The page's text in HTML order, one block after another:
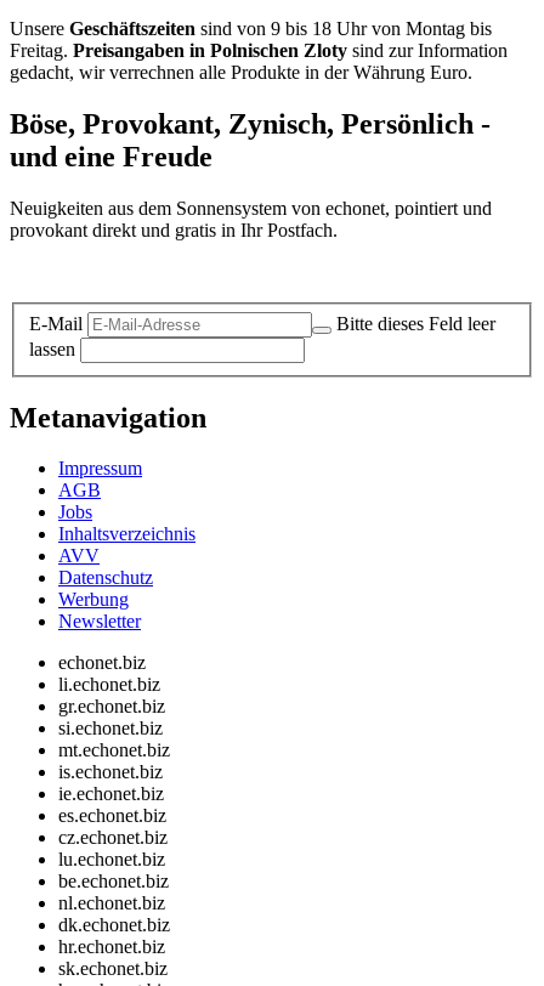
Unsere Geschäftszeiten sind von 9 bis 18 Uhr von Montag bis
Freitag. Preisangaben in Polnischen Zloty sind zur Information
gedacht, wir verrechnen alle Produkte in der Währung Euro.
Böse, Provokant, Zynisch, Persönlich -
und eine Freude
Neuigkeiten aus dem Sonnensystem von echonet, pointiert und
provokant direkt und gratis in Ihr Postfach.
E-Mail
Bitte dieses Feld leer
lassen
Metanavigation
Impressum
AGB
Jobs
Inhaltsverzeichnis
AVV
Datenschutz
Werbung
Newsletter
echonet.biz
li.echonet.biz
gr.echonet.biz
si.echonet.biz
mt.echonet.biz
is.echonet.biz
ie.echonet.biz
es.echonet.biz
cz.echonet.biz
lu.echonet.biz
be.echonet.biz
nl.echonet.biz
dk.echonet.biz
hr.echonet.biz
sk.echonet.biz